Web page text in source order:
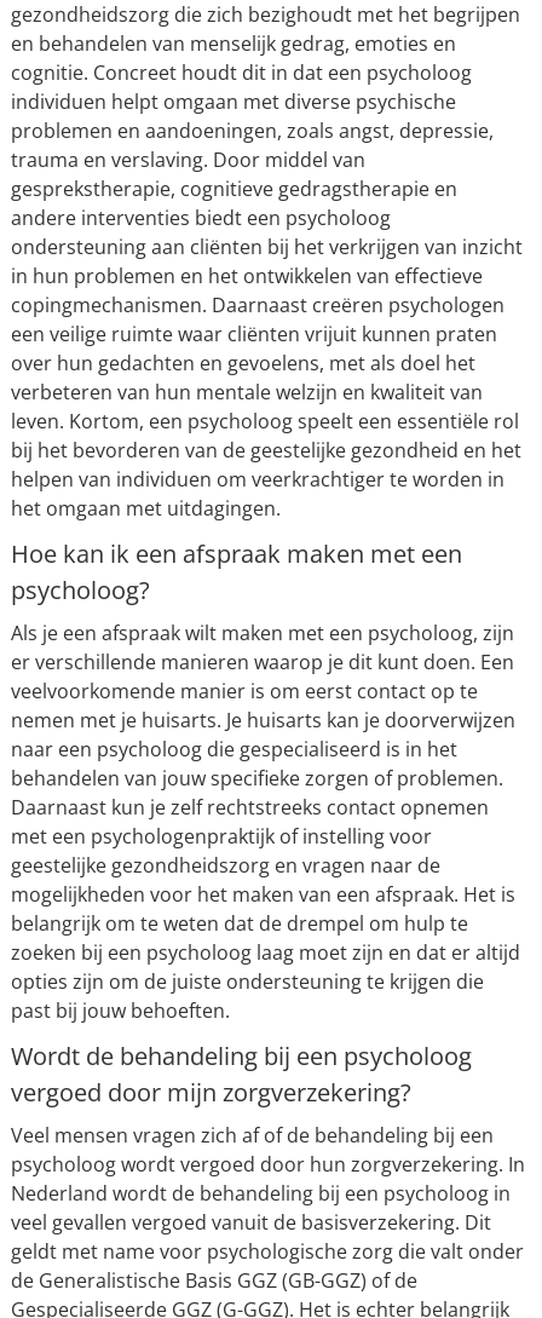
gezondheidszorg die zich bezighoudt met het begrijpen
en behandelen van menselijk gedrag, emoties en
cognitie. Concreet houdt dit in dat een psycholoog
individuen helpt omgaan met diverse psychische
problemen en aandoeningen, zoals angst, depressie,
trauma en verslaving. Door middel van
gesprekstherapie, cognitieve gedragstherapie en
andere interventies biedt een psycholoog
ondersteuning aan cliënten bij het verkrijgen van inzicht
in hun problemen en het ontwikkelen van effectieve
copingmechanismen. Daarnaast creëren psychologen
een veilige ruimte waar cliënten vrijuit kunnen praten
over hun gedachten en gevoelens, met als doel het
verbeteren van hun mentale welzijn en kwaliteit van
leven. Kortom, een psycholoog speelt een essentiële rol
bij het bevorderen van de geestelijke gezondheid en het
helpen van individuen om veerkrachtiger te worden in
het omgaan met uitdagingen.
Hoe kan ik een afspraak maken met een
psycholoog?
Als je een afspraak wilt maken met een psycholoog, zijn
er verschillende manieren waarop je dit kunt doen. Een
veelvoorkomende manier is om eerst contact op te
nemen met je huisarts. Je huisarts kan je doorverwijzen
naar een psycholoog die gespecialiseerd is in het
behandelen van jouw specifieke zorgen of problemen.
Daarnaast kun je zelf rechtstreeks contact opnemen
met een psychologenpraktijk of instelling voor
geestelijke gezondheidszorg en vragen naar de
mogelijkheden voor het maken van een afspraak. Het is
belangrijk om te weten dat de drempel om hulp te
zoeken bij een psycholoog laag moet zijn en dat er altijd
opties zijn om de juiste ondersteuning te krijgen die
past bij jouw behoeften.
Wordt de behandeling bij een psycholoog
vergoed door mijn zorgverzekering?
Veel mensen vragen zich af of de behandeling bij een
psycholoog wordt vergoed door hun zorgverzekering. In
Nederland wordt de behandeling bij een psycholoog in
veel gevallen vergoed vanuit de basisverzekering. Dit
geldt met name voor psychologische zorg die valt onder
de Generalistische Basis GGZ (GB-GGZ) of de
Gespecialiseerde GGZ (G-GGZ). Het is echter belangrijk